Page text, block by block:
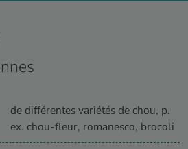
de différentes variétés de chou, p.
ex. chou-fleur, romanesco, brocoli